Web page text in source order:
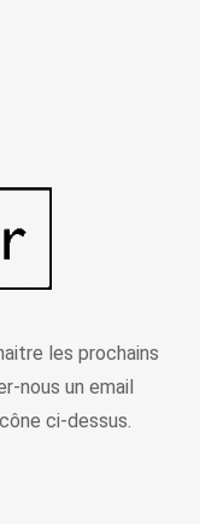
les prochains
nous un email
ci-dessus.